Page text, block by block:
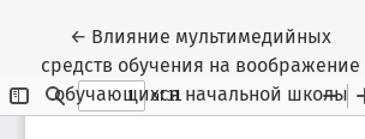
← Вернуться к Подробностям о
Влияние мультимедийных
средств обучения на воображение
обучающихся начальной школы